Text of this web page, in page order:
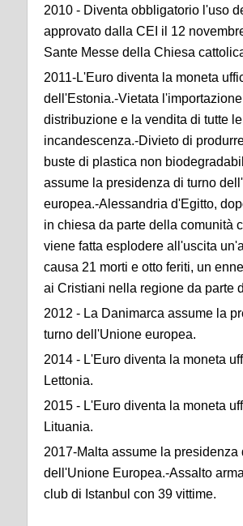
2010 - Diventa obbligatorio l'uso
approvato dalla CEI il 12
Sante Messe della Chiesa
2011-L'Euro diventa la moneta
dell'Estonia.-Vietata
distribuzione e la vendita di tutte
incandescenza.-Divieto di
buste di plastica non
assume la presidenza di turno
europea.-Alessandria d'Egitto,
in chiesa da parte della comunità
viene fatta esplodere all'uscita
causa 21 morti e otto feriti, un
ai Cristiani nella regione da parte
2012 - La Danimarca assume la
turno dell'Unione europea.
2014 - L'Euro diventa la moneta
Lettonia.
2015 - L'Euro diventa la moneta
Lituania.
2017-Malta assume la presidenza
dell'Unione Europea.-Assalto
club di Istanbul con 39 vittime.